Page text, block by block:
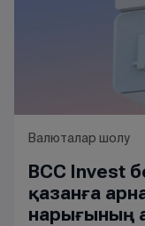
Валюталар шолу
BCC Invest
қазанға
нарығының